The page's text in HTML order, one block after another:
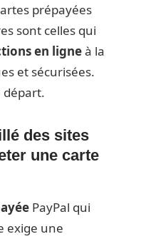
prépayées
sont celles qui
en ligneà la
et sécurisées.
départ.
des sites
une carte
PayPal qui
exige une